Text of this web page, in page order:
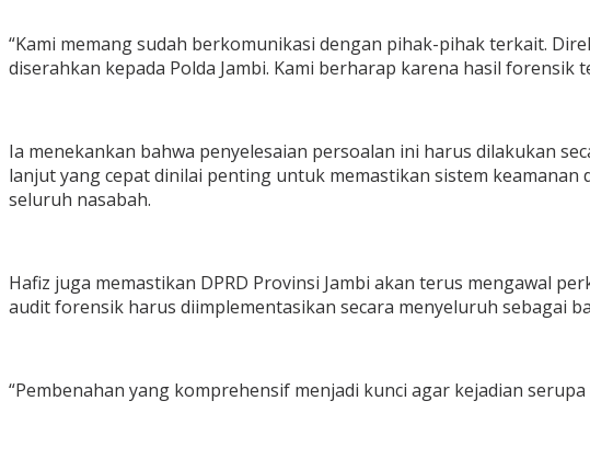
“Kami memang sudah berkomunikasi dengan pihak-pihak terkait.
diserahkan kepada Polda Jambi. Kami berharap karena hasil
Ia menekankan bahwa penyelesaian persoalan ini harus dilakukan
lanjut yang cepat dinilai penting untuk memastikan sistem
seluruh nasabah.
Hafiz juga memastikan DPRD Provinsi Jambi akan terus mengawal
audit forensik harus diimplementasikan secara menyeluruh sebagai
“Pembenahan yang komprehensif menjadi kunci agar kejadian